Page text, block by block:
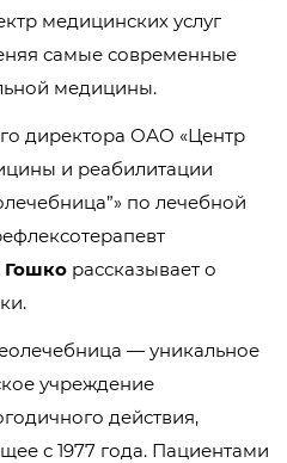
медицинских услуг
самые современные
медицины.
директора ОАО «Центр
и реабилитации
по лечебной
Гошко рассказывает о
— уникальное
учреждение
действия,
с 1977 года. Пациентами